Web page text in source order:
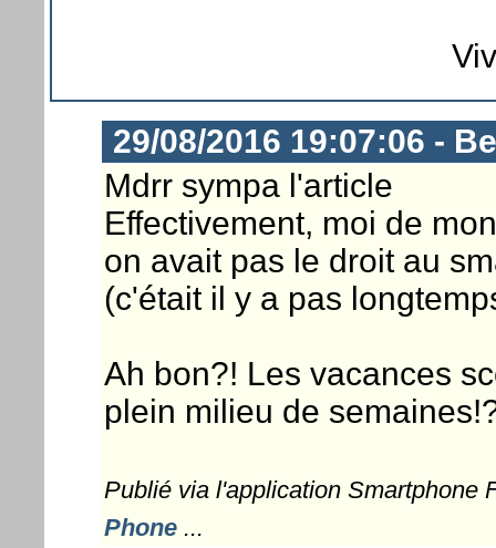
29/08/2016 19:07:06 -
Mdrr sympa l'article
Effectivement, moi de
on avait pas le droit au
(c'était il y a pas
Ah bon?! Les vacances
plein milieu de
Publié via l'application Smartphone
Phone...